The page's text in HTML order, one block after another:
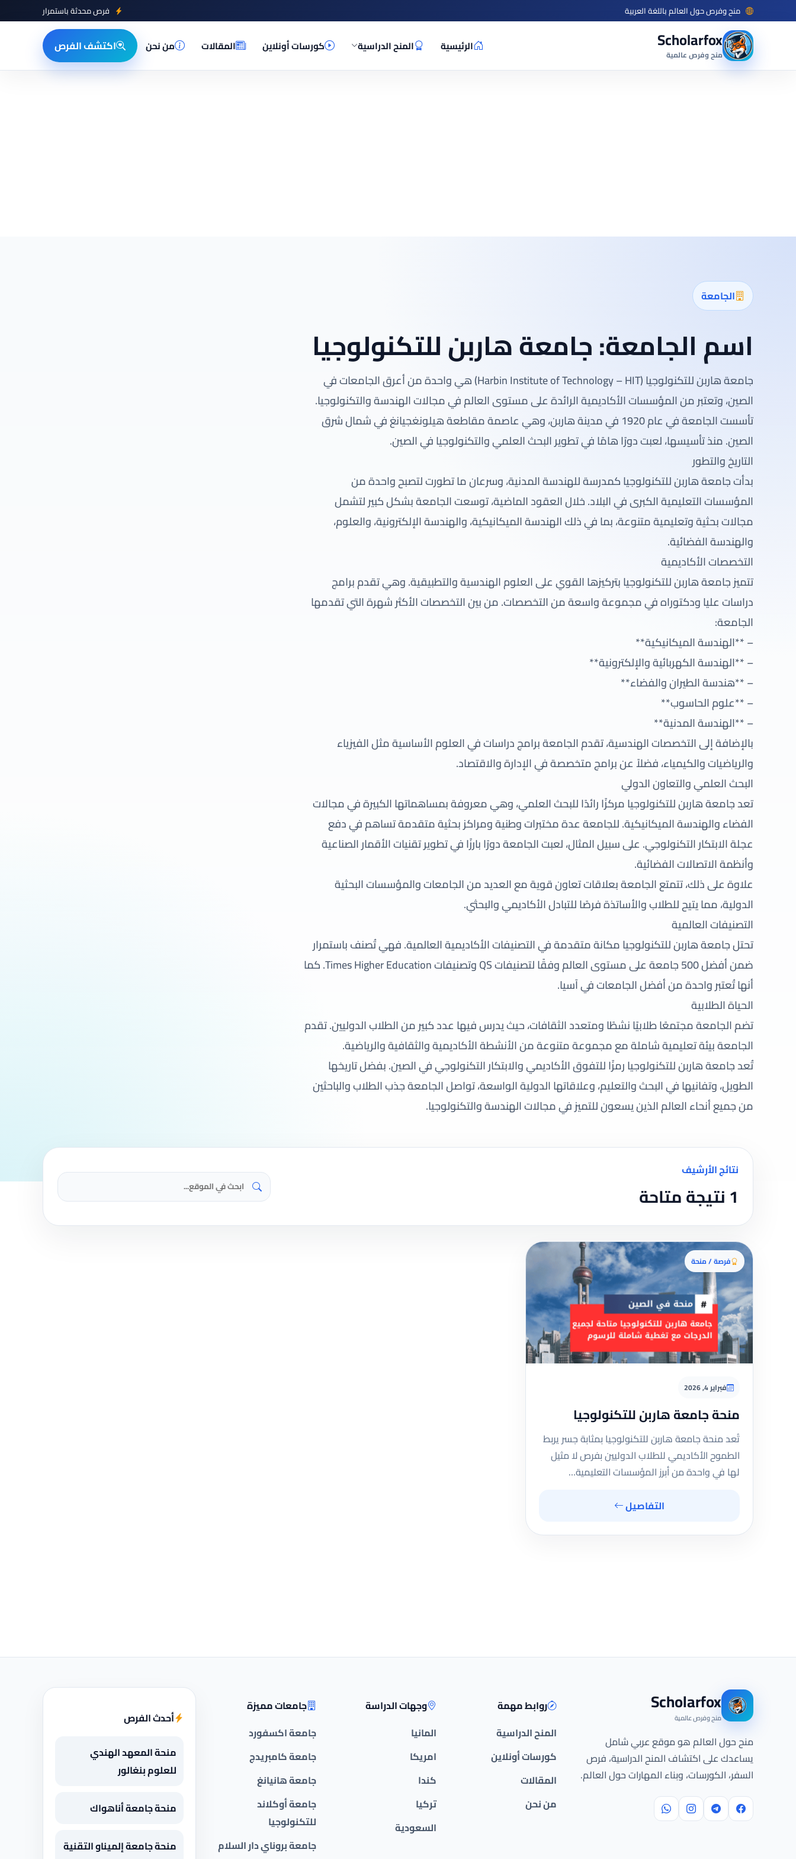
منح وفرص حول العالم باللغة العربية فرص محدثة باستمرار
Scholarfox
منح وفرص عالمية
الرئيسية المنح الدراسية كورسات أونلاين المقالات من نحن اكتشف الفرص
الجامعة
اسم الجامعة:جامعة هاربن للتكنولوجيا
جامعة هاربن للتكنولوجيا (Harbin Institute of Technology – HIT) هي واحدة من أعرق الجامعات في
الصين، وتعتبر من المؤسسات الأكاديمية الرائدة على مستوى العالم في مجالات الهندسة والتكنولوجيا.
تأسست الجامعة في عام 1920 في مدينة هاربن، وهي عاصمة مقاطعة هيلونغجيانغ في شمال شرق
الصين. منذ تأسيسها، لعبت دورًا هامًا في تطوير البحث العلمي والتكنولوجيا في الصين.
التاريخ والتطور
بدأت جامعة هاربن للتكنولوجيا كمدرسة للهندسة المدنية، وسرعان ما تطورت لتصبح واحدة من
المؤسسات التعليمية الكبرى في البلاد. خلال العقود الماضية، توسعت الجامعة بشكل كبير لتشمل
مجالات بحثية وتعليمية متنوعة، بما في ذلك الهندسة الميكانيكية، والهندسة الإلكترونية، والعلوم،
والهندسة الفضائية.
التخصصات الأكاديمية
تتميز جامعة هاربن للتكنولوجيا بتركيزها القوي على العلوم الهندسية والتطبيقية. وهي تقدم برامج
دراسات عليا ودكتوراه في مجموعة واسعة من التخصصات. من بين التخصصات الأكثر شهرة التي تقدمها
الجامعة:
– **الهندسة الميكانيكية**
– **الهندسة الكهربائية والإلكترونية**
– **هندسة الطيران والفضاء**
– **علوم الحاسوب**
– **الهندسة المدنية**
بالإضافة إلى التخصصات الهندسية، تقدم الجامعة برامج دراسات في العلوم الأساسية مثل الفيزياء
والرياضيات والكيمياء، فضلاً عن برامج متخصصة في الإدارة والاقتصاد.
البحث العلمي والتعاون الدولي
تعد جامعة هاربن للتكنولوجيا مركزًا رائدًا للبحث العلمي، وهي معروفة بمساهماتها الكبيرة في مجالات
الفضاء والهندسة الميكانيكية. للجامعة عدة مختبرات وطنية ومراكز بحثية متقدمة تساهم في دفع
عجلة الابتكار التكنولوجي. على سبيل المثال، لعبت الجامعة دورًا بارزًا في تطوير تقنيات الأقمار الصناعية
وأنظمة الاتصالات الفضائية.
علاوة على ذلك، تتمتع الجامعة بعلاقات تعاون قوية مع العديد من الجامعات والمؤسسات البحثية
الدولية، مما يتيح للطلاب والأساتذة فرصًا للتبادل الأكاديمي والبحثي.
التصنيفات العالمية
تحتل جامعة هاربن للتكنولوجيا مكانة متقدمة في التصنيفات الأكاديمية العالمية. فهي تُصنف باستمرار
ضمن أفضل 500 جامعة على مستوى العالم وفقًا لتصنيفات QS وتصنيفات Times Higher Education. كما
أنها تُعتبر واحدة من أفضل الجامعات في آسيا.
الحياة الطلابية
تضم الجامعة مجتمعًا طلابيًا نشطًا ومتعدد الثقافات، حيث يدرس فيها عدد كبير من الطلاب الدوليين. تقدم
الجامعة بيئة تعليمية شاملة مع مجموعة متنوعة من الأنشطة الأكاديمية والثقافية والرياضية.
تُعد جامعة هاربن للتكنولوجيا رمزًا للتفوق الأكاديمي والابتكار التكنولوجي في الصين. بفضل تاريخها
الطويل، وتفانيها في البحث والتعليم، وعلاقاتها الدولية الواسعة، تواصل الجامعة جذب الطلاب والباحثين
من جميع أنحاء العالم الذين يسعون للتميز في مجالات الهندسة والتكنولوجيا.
نتائج الأرشيف
1 نتيجة متاحة
فرصة / منحة
فبراير 4, 2026
منحة جامعة هاربن للتكنولوجيا
تُعد منحة جامعة هاربن للتكنولوجيا بمثابة جسر يربط
الطموح الأكاديمي للطلاب الدوليين بفرص لا مثيل
لها في واحدة من أبرز المؤسسات التعليمية…
التفاصيل
Scholarfox
منح وفرص عالمية
منح حول العالم هو موقع عربي شامل
يساعدك على اكتشاف المنح الدراسية، فرص
السفر، الكورسات، وبناء المهارات حول العالم.
روابط مهمة
المنح الدراسية
كورسات أونلاين
المقالات
من نحن
وجهات الدراسة
المانيا
امريكا
كندا
تركيا
السعودية
جامعات مميزة
جامعة اكسفورد
جامعة كامبريدج
جامعة هانيانغ
جامعة أوكلاند
للتكنولوجيا
جامعة بروناي دار السلام
أحدث الفرص
منحة المعهد الهندي
للعلوم بنغالور
منحة جامعة أناهواك
منحة جامعة إلميناو التقنية